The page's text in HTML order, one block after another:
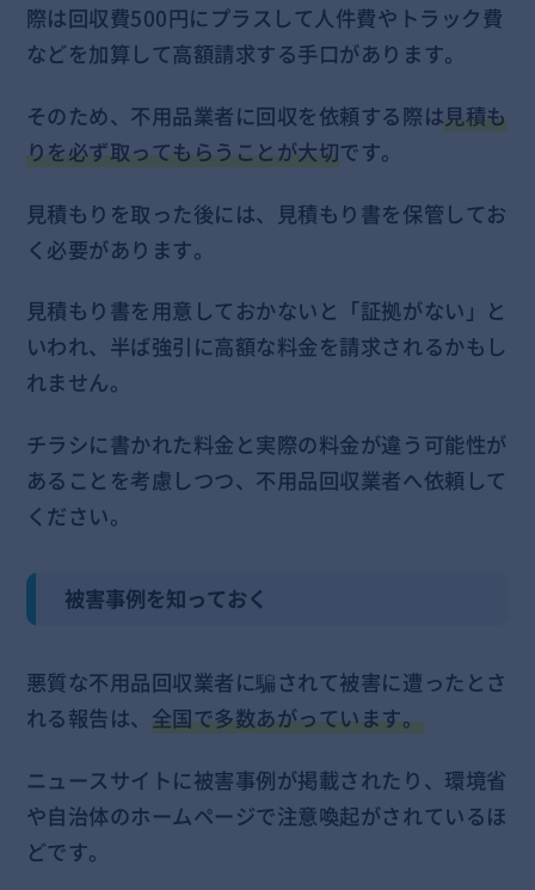
際は回収費500円にプラスして人件費やトラック費
などを加算して高額請求する手口があります。
そのため、不用品業者に回収を依頼する際は見積も
りを必ず取ってもらうことが大切です。
見積もりを取った後には、見積もり書を保管してお
く必要があります。
見積もり書を用意しておかないと「証拠がない」と
いわれ、半ば強引に高額な料金を請求されるかもし
れません。
チラシに書かれた料金と実際の料金が違う可能性が
あることを考慮しつつ、不用品回収業者へ依頼して
ください。
被害事例を知っておく
悪質な不用品回収業者に騙されて被害に遭ったとさ
れる報告は、 全国で多数あがっています。
ニュースサイトに被害事例が掲載されたり、環境省
や自治体のホームページで注意喚起がされているほ
どです。